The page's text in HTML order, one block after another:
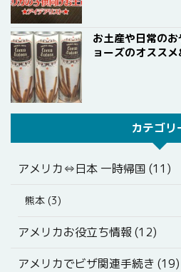
お土産や日常の
ョーズのオスス
カテゴリ
アメリカ⇔日本 一時帰国 (11)
熊本 (3)
アメリカお役立ち情報 (12)
アメリカでビザ関連手続き (19)